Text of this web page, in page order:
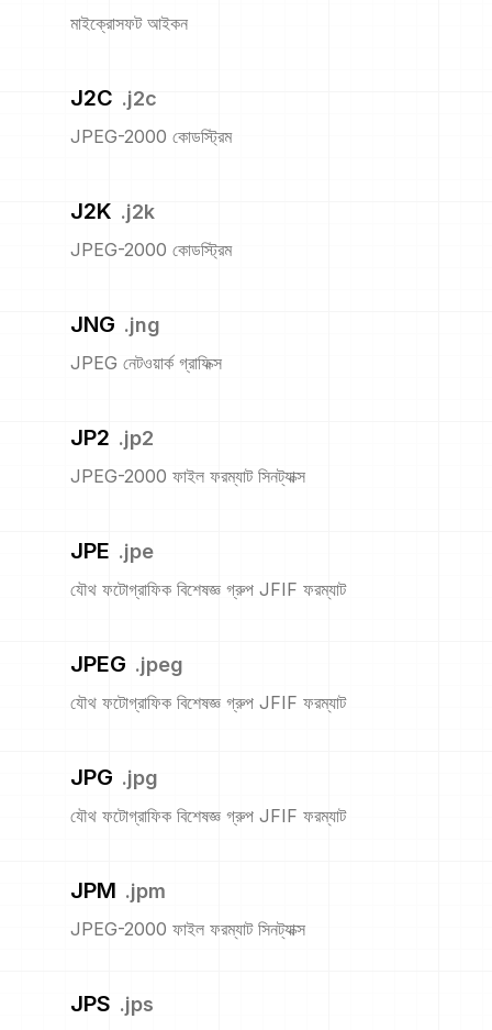
মাইক্রোসফট আইকন
J2C .j2c
JPEG-2000 কোডস্ট্রিম
J2K .j2k
JPEG-2000 কোডস্ট্রিম
JNG .jng
JPEG নেটওয়ার্ক গ্রাফিক্স
JP2 .jp2
JPEG-2000 ফাইল ফরম্যাট সিনট্যাক্স
JPE .jpe
যৌথ ফটোগ্রাফিক বিশেষজ্ঞ গ্রুপ JFIF ফরম্যাট
JPEG .jpeg
যৌথ ফটোগ্রাফিক বিশেষজ্ঞ গ্রুপ JFIF ফরম্যাট
JPG .jpg
যৌথ ফটোগ্রাফিক বিশেষজ্ঞ গ্রুপ JFIF ফরম্যাট
JPM .jpm
JPEG-2000 ফাইল ফরম্যাট সিনট্যাক্স
JPS .jps